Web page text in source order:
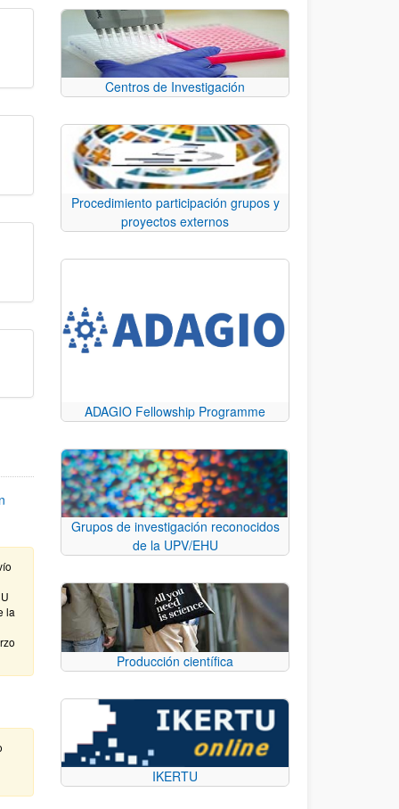
la
Centros de Investigación
Procedimiento participación grupos y
proyectos externos
ADAGIO Fellowship Programme
Grupos de investigación reconocidos
de la UPV/EHU
Producción científica
IKERTU